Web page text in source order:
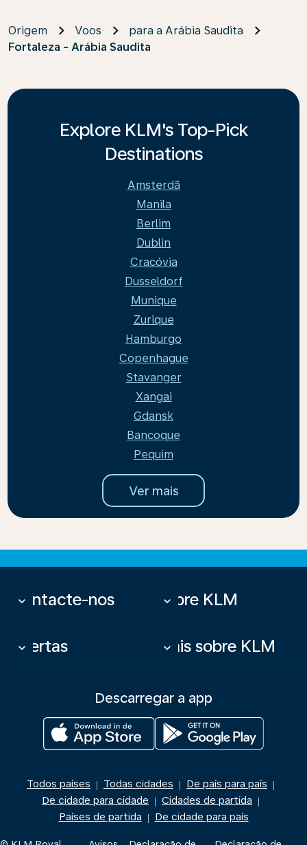
Origem Voos
para a Arábia Saudita
Fortaleza - Arábia Saudita
Explore KLM's Top-Pick
Destinations
Amsterdã
Manila
Berlim
Dublin
Cracóvia
Dusseldorf
Munique
Zurique
Hamburgo
Copenhague
Stavanger
Xangai
Gdansk
Bancoque
Pequim
Ver mais
Contacte-nos
keyboard_arrow_down Sobre KLM
keyboard_arrow_down
Ofertas
keyboard_arrow_down Mais sobre KLM
keyboard_arrow_down
Descarregar a app
Todos países | Todas cidades | De país para país |
De cidade para cidade | Cidades de partida |
Países de partida | De cidade para país